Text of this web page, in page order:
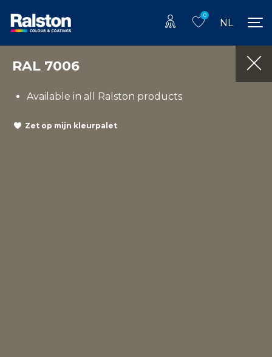
0
NL
RAL 7006
Available in all Ralston products
Zet op mijn kleurpalet